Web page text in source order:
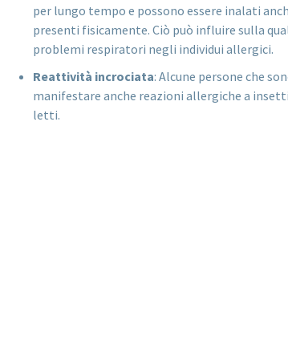
per lungo tempo e possono essere inalati
presenti fisicamente. Ciò può influire sulla
problemi respiratori negli individui allergici.
Reattività incrociata: Alcune persone che
manifestare anche reazioni allergiche a
letti.